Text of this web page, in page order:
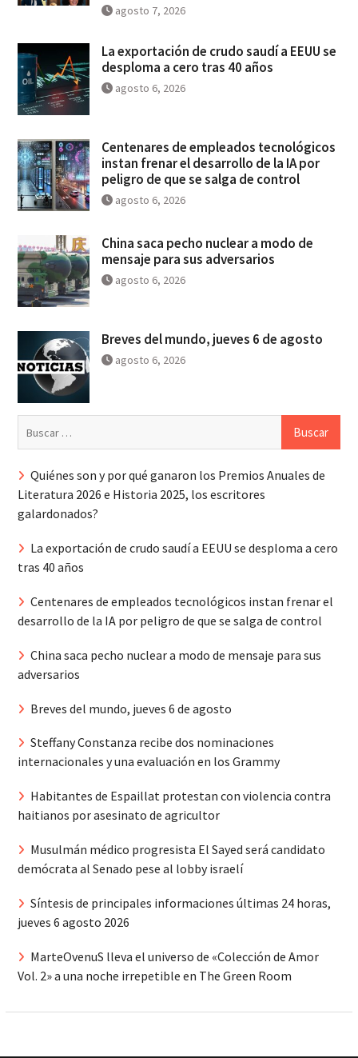
agosto 7, 2026
La exportación de crudo saudí a EEUU se
desploma a cero tras 40 años
agosto 6, 2026
Centenares de empleados tecnológicos
instan frenar el desarrollo de la IA por
peligro de que se salga de control
agosto 6, 2026
China saca pecho nuclear a modo de
mensaje para sus adversarios
agosto 6, 2026
Breves del mundo, jueves 6 de agosto
agosto 6, 2026
Quiénes son y por qué ganaron los Premios Anuales de
Literatura 2026 e Historia 2025, los escritores
galardonados?
La exportación de crudo saudí a EEUU se desploma a cero
tras 40 años
Centenares de empleados tecnológicos instan frenar el
desarrollo de la IA por peligro de que se salga de control
China saca pecho nuclear a modo de mensaje para sus
adversarios
Breves del mundo, jueves 6 de agosto
Steffany Constanza recibe dos nominaciones
internacionales y una evaluación en los Grammy
Habitantes de Espaillat protestan con violencia contra
haitianos por asesinato de agricultor
Musulmán médico progresista El Sayed será candidato
demócrata al Senado pese al lobby israelí
Síntesis de principales informaciones últimas 24 horas,
jueves 6 agosto 2026
MarteOvenuS lleva el universo de «Colección de Amor
Vol. 2» a una noche irrepetible en The Green Room